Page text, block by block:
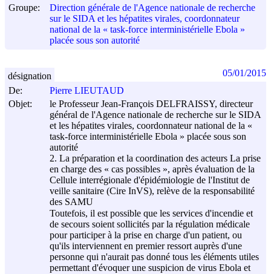
Groupe:
Direction générale de l'Agence nationale de recherche
sur le SIDA et les hépatites virales, coordonnateur
national de la « task-force interministérielle Ebola »
placée sous son autorité
De:
Pierre LIEUTAUD
Objet:
le Professeur Jean-François DELFRAISSY, directeur
général de l'Agence nationale de recherche sur le SIDA
et les hépatites virales, coordonnateur national de la «
task-force interministérielle Ebola » placée sous son
autorité
2. La préparation et la coordination des acteurs La prise
en charge des « cas possibles », après évaluation de la
Cellule interrégionale d'épidémiologie de l'Institut de
veille sanitaire (Cire InVS), relève de la responsabilité
des SAMU
Toutefois, il est possible que les services d'incendie et
de secours soient sollicités par la régulation médicale
pour participer à la prise en charge d'un patient, ou
qu'ils interviennent en premier ressort auprès d'une
personne qui n'aurait pas donné tous les éléments utiles
permettant d'évoquer une suspicion de virus Ebola et
désignation 05/01/2015